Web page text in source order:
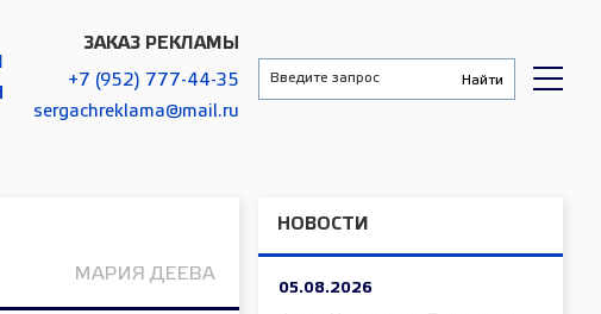
ЗАКАЗ РЕКЛАМЫ
+7 (952) 777-44-35
sergachreklama@mail.ru
МАРИЯ ДЕЕВА
НОВОСТИ
05.08.2026